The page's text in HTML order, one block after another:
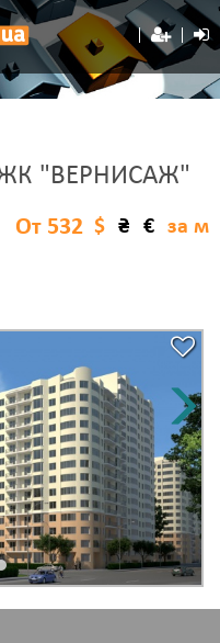
"ВЕРНИСАЖ"
$ ₴ € за м
От 532